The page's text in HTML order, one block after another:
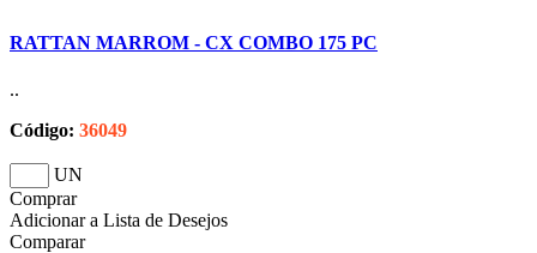
RATTAN MARROM - CX COMBO 175 PC
..
Código: 36049
UN
Comprar
Adicionar a Lista de Desejos
Comparar